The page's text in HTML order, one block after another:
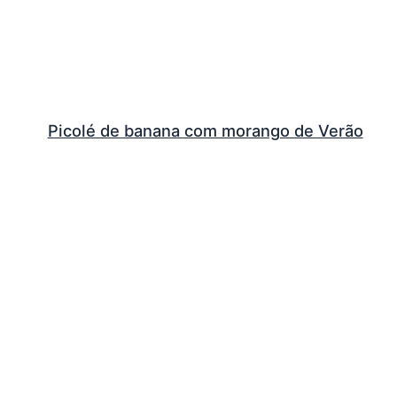
Picolé de banana com morango de Verão